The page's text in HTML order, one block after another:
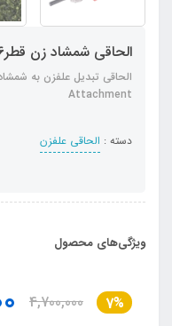
الحاقی شمشاد زن قطر26 میلیمتر 9 خار
Attachment
دسته : الحاقی علفزن
ویژگی‌های محصول
7%
4,700,000